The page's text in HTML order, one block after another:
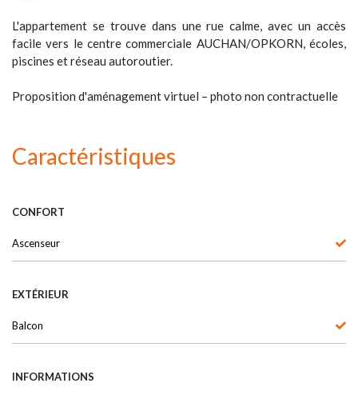
L'appartement se trouve dans une rue calme, avec un accès
facile vers le centre commerciale AUCHAN/OPKORN, écoles,
piscines et réseau autoroutier.
Proposition d'aménagement virtuel – photo non contractuelle
Caractéristiques
CONFORT
Ascenseur
EXTÉRIEUR
Balcon
INFORMATIONS